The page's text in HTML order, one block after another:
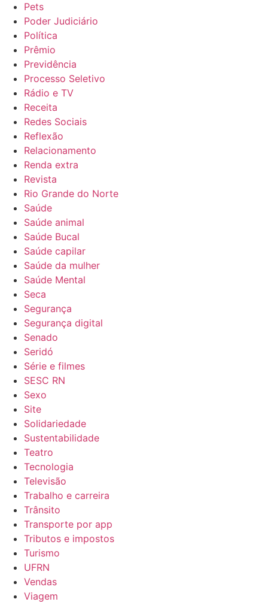
Pets
Poder Judiciário
Política
Prêmio
Previdência
Processo Seletivo
Rádio e TV
Receita
Redes Sociais
Reflexão
Relacionamento
Renda extra
Revista
Rio Grande do Norte
Saúde
Saúde animal
Saúde Bucal
Saúde capilar
Saúde da mulher
Saúde Mental
Seca
Segurança
Segurança digital
Senado
Seridó
Série e filmes
SESC RN
Sexo
Site
Solidariedade
Sustentabilidade
Teatro
Tecnologia
Televisão
Trabalho e carreira
Trânsito
Transporte por app
Tributos e impostos
Turismo
UFRN
Vendas
Viagem